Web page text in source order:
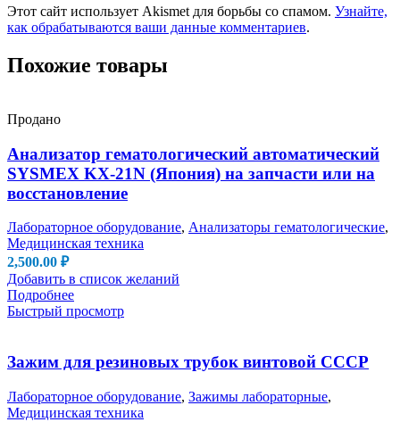
Этот сайт использует Akismet для борьбы со спамом. Узнайте,
как обрабатываются ваши данные комментариев.
Похожие товары
Продано
Анализатор гематологический автоматический
SYSMEX KX-21N (Япония) на запчасти или на
восстановление
Лабораторное оборудование, Анализаторы гематологические,
Медицинская техника
2,500.00 ₽
Добавить в список желаний
Подробнее
Быстрый просмотр
Зажим для резиновых трубок винтовой СССР
Лабораторное оборудование, Зажимы лабораторные,
Медицинская техника